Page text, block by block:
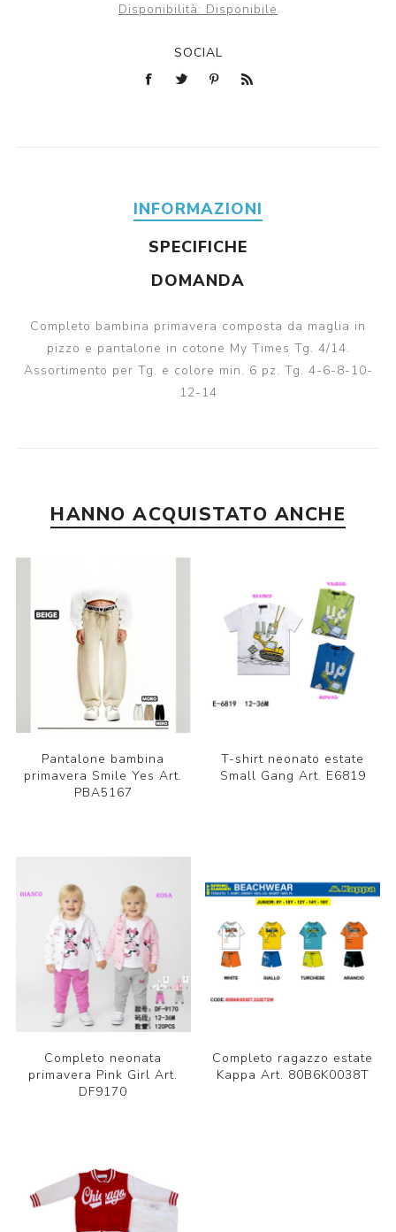
Disponibilità: Disponibile
SOCIAL
INFORMAZIONI
SPECIFICHE
DOMANDA
Completo bambina primavera composta da maglia in
pizzo e pantalone in cotone My Times Tg. 4/14.
Assortimento per Tg. e colore min. 6 pz. Tg. 4-6-8-10-
12-14
HANNO ACQUISTATO ANCHE
Pantalone bambina
primavera Smile Yes Art.
PBA5167
T-shirt neonato estate
Small Gang Art. E6819
Completo neonata
primavera Pink Girl Art.
DF9170
Completo ragazzo estate
Kappa Art. 80B6K0038T